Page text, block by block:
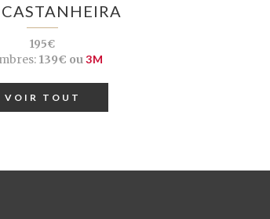
195€
139€ ou 3M
VOIR TOUT